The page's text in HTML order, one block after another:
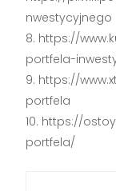
nwestycyjnego
https://
portfela-
https://
portfela
https://
portfela/